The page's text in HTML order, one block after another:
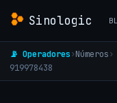
Sinologic
📡 Operadores›Números›
919978438